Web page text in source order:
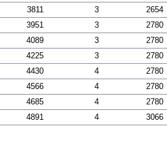
3811 3 2654
3951 3 2780
4089 3 2780
4225 3 2780
4430 4 2780
4566 4 2780
4685 4 2780
4891 4 3066